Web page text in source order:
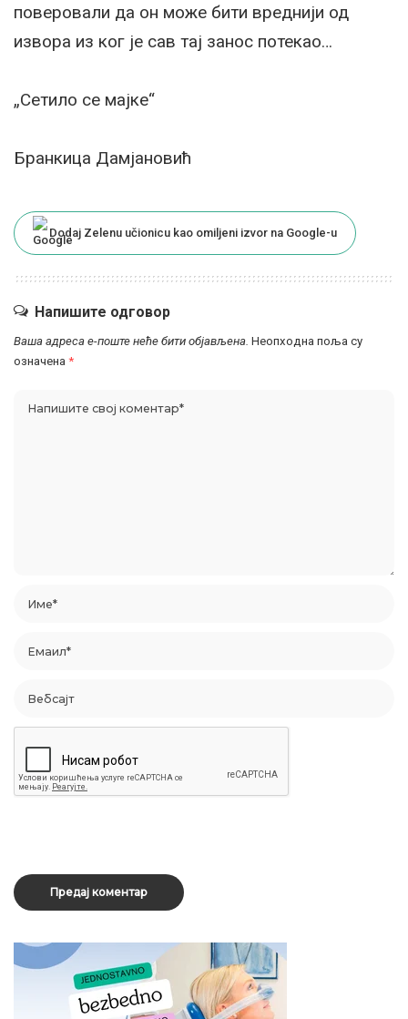
поверовали да он може бити вреднији од
извора из ког је сав тај занос потекао…
„Сетило се мајке“
Бранкица Дамјановић
Dodaj Zelenu učionicu kao omiljeni izvor na Google-u
Напишите одговор
Ваша адреса е-поште неће бити објављена. Неопходна поља су
означена *